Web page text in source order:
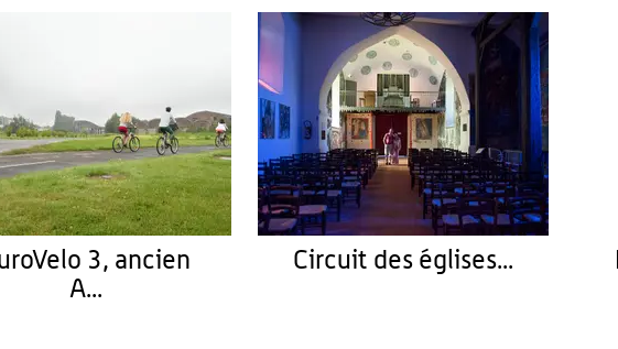
3, ancien
A...
Circuit des églises...